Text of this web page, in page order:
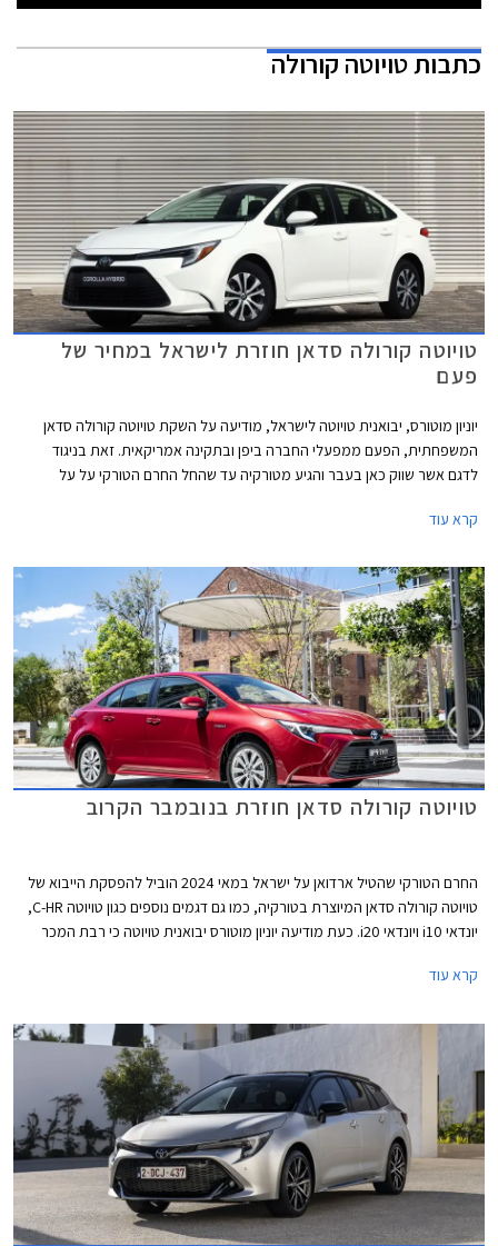
כתבותטויוטה קורולה
טויוטה קורולה סדאן חוזרת לישראל במחיר של
פעם
יוניון מוטורס, יבואנית טויוטה לישראל, מודיעה על השקת טויוטה קורולה סדאן
המשפחתית, הפעם ממפעלי החברה ביפן ובתקינה אמריקאית. זאת בניגוד
לדגם אשר שווק כאן בעבר והגיע מטורקיה עד שהחל החרם הטורקי על על
₪ - זול ביחס למתחרות הישירות יונדאי אלנטרה וסקודה אוקטביה. פנקס
קרא עוד
טויוטה קורולה סדאן חוזרת בנובמבר הקרוב
החרם הטורקי שהטיל ארדואן על ישראל במאי 2024 הוביל להפסקת הייבוא של
טויוטה קורולה סדאן המיוצרת בטורקיה, כמו גם דגמים נוספים כגון טויוטה C-HR,
יונדאי i10 ויונדאי i20. כעת מודיעה יוניון מוטורס יבואנית טויוטה כי רבת המכר
ביפן ובתקינה אמריקאית.
קרא עוד